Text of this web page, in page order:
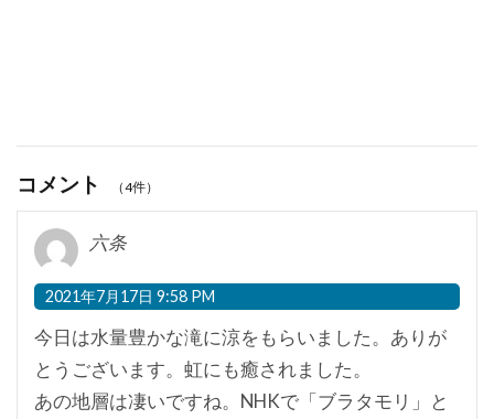
コメント （4件）
六条
2021年7月17日 9:58 PM
今日は水量豊かな滝に涼をもらいました。ありが
とうございます。虹にも癒されました。
あの地層は凄いですね。NHKで「ブラタモリ」と